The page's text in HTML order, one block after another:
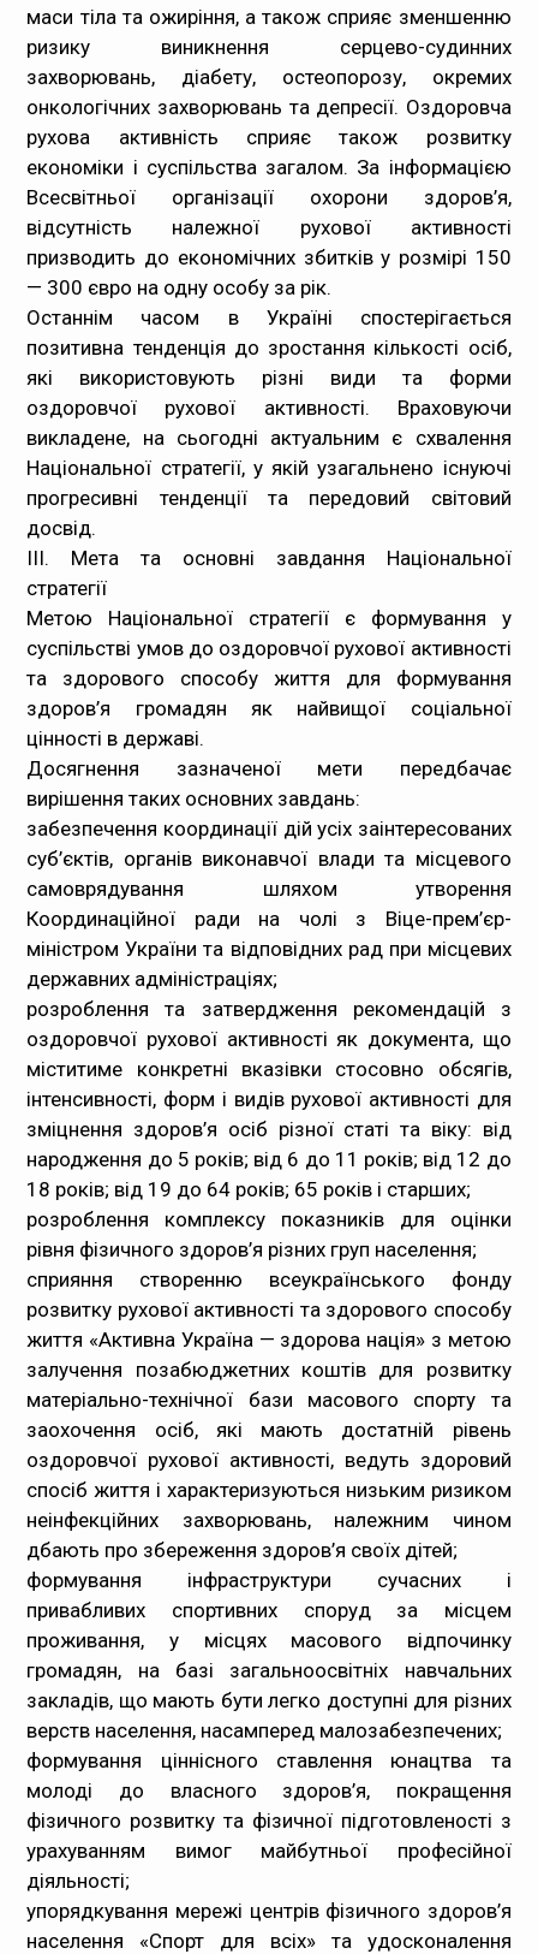
маси тіла та ожиріння, а також сприяє зменшенню
ризику виникнення серцево-судинних
захворювань, діабету, остеопорозу, окремих
онкологічних захворювань та депресії. Оздоровча
рухова активність сприяє також розвитку
економіки і суспільства загалом. За інформацією
Всесвітньої організації охорони здоров’я,
відсутність належної рухової активності
призводить до економічних збитків у розмірі 150
— 300 євро на одну особу за рік.
Останнім часом в Україні спостерігається
позитивна тенденція до зростання кількості осіб,
які використовують різні види та форми
оздоровчої рухової активності. Враховуючи
викладене, на сьогодні актуальним є схвалення
Національної стратегії, у якій узагальнено існуючі
прогресивні тенденції та передовий світовий
досвід.
III. Мета та основні завдання Національної
стратегії
Метою Національної стратегії є формування у
суспільстві умов до оздоровчої рухової активності
та здорового способу життя для формування
здоров’я громадян як найвищої соціальної
цінності в державі.
Досягнення зазначеної мети передбачає
вирішення таких основних завдань:
забезпечення координації дій усіх заінтересованих
суб’єктів, органів виконавчої влади та місцевого
самоврядування шляхом утворення
Координаційної ради на чолі з Віце-прем’єр-
міністром України та відповідних рад при місцевих
державних адміністраціях;
розроблення та затвердження рекомендацій з
оздоровчої рухової активності як документа, що
міститиме конкретні вказівки стосовно обсягів,
інтенсивності, форм і видів рухової активності для
зміцнення здоров’я осіб різної статі та віку: від
народження до 5 років; від 6 до 11 років; від 12 до
18 років; від 19 до 64 років; 65 років і старших;
розроблення комплексу показників для оцінки
рівня фізичного здоров’я різних груп населення;
сприяння створенню всеукраїнського фонду
розвитку рухової активності та здорового способу
життя «Активна Україна — здорова нація» з метою
залучення позабюджетних коштів для розвитку
матеріально-технічної бази масового спорту та
заохочення осіб, які мають достатній рівень
оздоровчої рухової активності, ведуть здоровий
спосіб життя і характеризуються низьким ризиком
неінфекційних захворювань, належним чином
дбають про збереження здоров’я своїх дітей;
формування інфраструктури сучасних і
привабливих спортивних споруд за місцем
проживання, у місцях масового відпочинку
громадян, на базі загальноосвітніх навчальних
закладів, що мають бути легко доступні для різних
верств населення, насамперед малозабезпечених;
формування ціннісного ставлення юнацтва та
молоді до власного здоров’я, покращення
фізичного розвитку та фізичної підготовленості з
урахуванням вимог майбутньої професійної
діяльності;
упорядкування мережі центрів фізичного здоров’я
населення «Спорт для всіх» та удосконалення